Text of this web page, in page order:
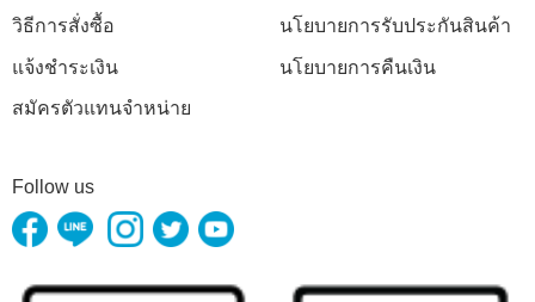
วิธีการสั่งซื้อ
แจ้งชำระเงิน
สมัครตัวแทนจำหน่าย
นโยบายการรับประกันสินค้า
นโยบายการคืนเงิน
Follow us